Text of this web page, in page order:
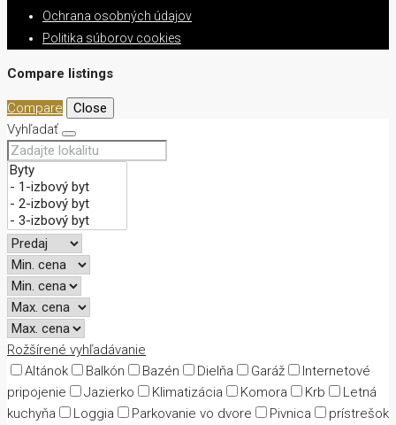
Ochrana osobných údajov
Politika súborov cookies
Compare listings
Compare
Close
Vyhľadať
Rožšírené vyhľadávanie
Altánok
Balkón Bazén Dielňa Garáž
Internetové
pripojenie
Jazierko Klimatizácia Komora Krb
Letná
kuchyňa
Loggia Parkovanie vo dvore Pivnica
prístrešok